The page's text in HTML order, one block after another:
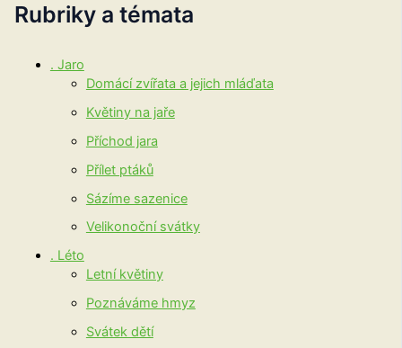
Rubriky a témata
. Jaro
Domácí zvířata a jejich mláďata
Květiny na jaře
Příchod jara
Přílet ptáků
Sázíme sazenice
Velikonoční svátky
. Léto
Letní květiny
Poznáváme hmyz
Svátek dětí